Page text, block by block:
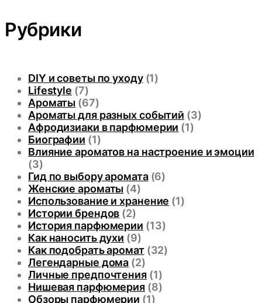
Рубрики
DIY и советы по уходу(1)
Lifestyle (7)
Ароматы (67)
Ароматы для разных событий (3)
Афродизиаки в парфюмерии (1)
Биографии (1)
Влияние ароматов на настроение и эмоции
(3)
Гид по выбору аромата(6)
Женские ароматы (4)
Использование и хранение (1)
Истории брендов (2)
История парфюмерии (13)
Как наносить духи (9)
Как подобрать аромат(32)
Легендарные дома (2)
Личные предпочтения(1)
Нишевая парфюмерия(8)
Обзоры парфюмерии (1)